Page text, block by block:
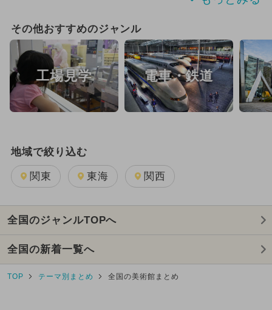
雨の日OK
シルバーウィーク・秋の連休 観光
夏休み（観光） キャラクター
冬休み スヌーピー
今日は何の日？ ランキング
厳選お出かけまとめ
2019年のイベント
その他おすすめのジャンル
工場見学 電車・鉄道
地域で絞り込む
関東 東海 関西
全国のジャンルTOPへ
全国の新着一覧へ
TOP テーマ別まとめ 全国の美術館まとめ